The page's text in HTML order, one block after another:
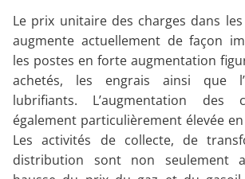
Le prix unitaire des charges dans
augmente actuellement de façon
les postes en forte augmentation
achetés, les engrais ainsi que
lubrifiants. L’augmentation des
également particulièrement élevée
Les activités de collecte, de
distribution sont non seulement